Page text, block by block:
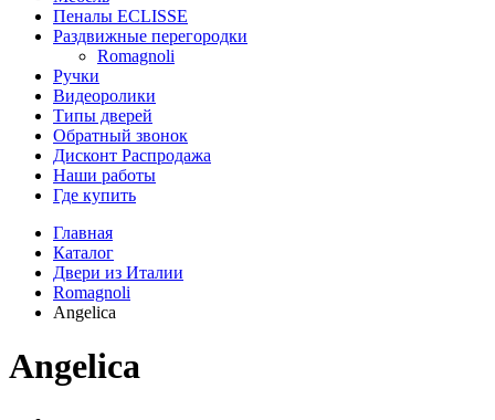
Пеналы ECLISSE
Раздвижные перегородки
Romagnoli
Ручки
Видеоролики
Типы дверей
Обратный звонок
Дисконт Распродажа
Наши работы
Где купить
Главная
Каталог
Двери из Италии
Romagnoli
Angelica
Angelica